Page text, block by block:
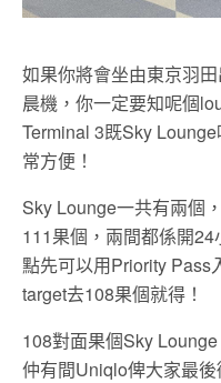
如果你將會坐由東京羽
晨機，你一定要知呢個
Terminal 3既Sky
常方便！
Sky Lounge一共有兩個
111果個，兩間都係開
點先可以用Priority Pass
target去108果個就得！
108對面果個Sky
仲有間Uniqlo俾大家最